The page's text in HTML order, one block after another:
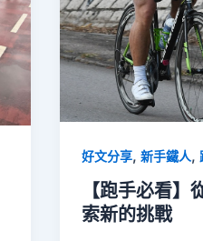
好文分享, 新手鐵人,
【跑手必看】
索新的挑戰